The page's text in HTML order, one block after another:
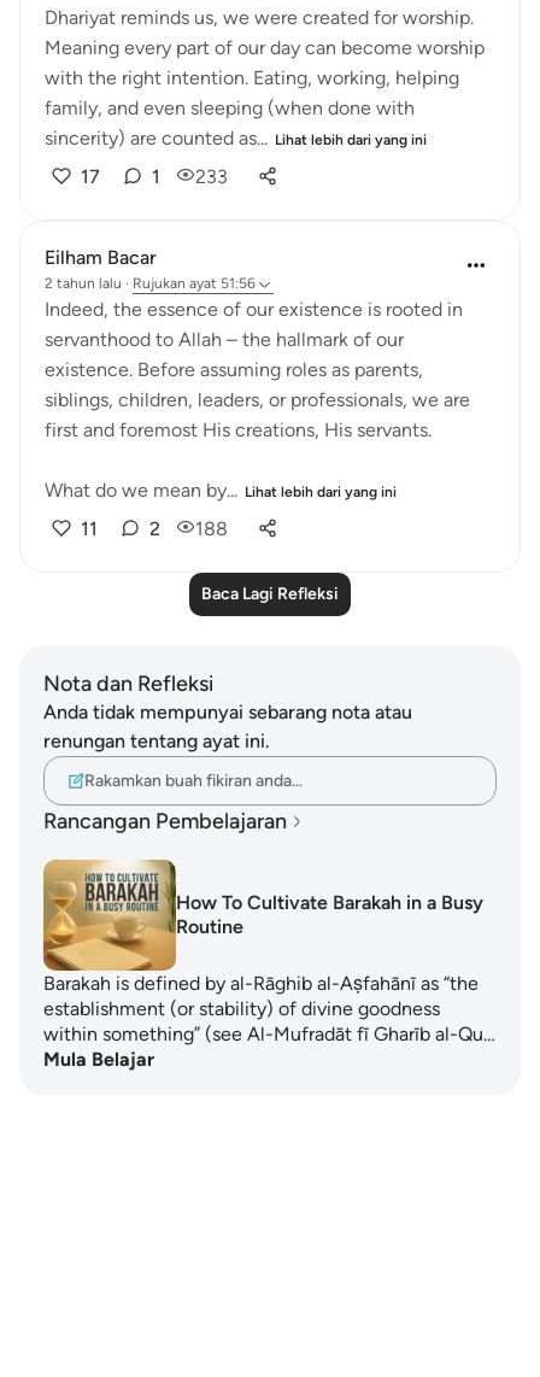
Dhariyat reminds us, we were created for worship.
Meaning every part of our day can become worship
with the right intention. Eating, working, helping
family, and even sleeping (when done with
sincerity) are counted as... Lihat lebih dari yang ini
17 1 233
Eilham Bacar
2 tahun lalu · Rujukan ayat 51:56
Indeed, the essence of our existence is rooted in
servanthood to Allah – the hallmark of our
existence. Before assuming roles as parents,
siblings, children, leaders, or professionals, we are
first and foremost His creations, His servants.
What do we mean by... Lihat lebih dari yang ini
11 2 188
Baca Lagi Refleksi
Nota dan Refleksi
Anda tidak mempunyai sebarang nota atau
renungan tentang ayat ini.
Rakamkan buah fikiran anda…
Rancangan Pembelajaran
How To Cultivate Barakah in a Busy
Routine
Barakah is defined by al-Rāghib al-Aṣfahānī as “the
establishment (or stability) of divine goodness
within something” (see Al-Mufradāt fī Gharīb al-Qu…
Mula Belajar